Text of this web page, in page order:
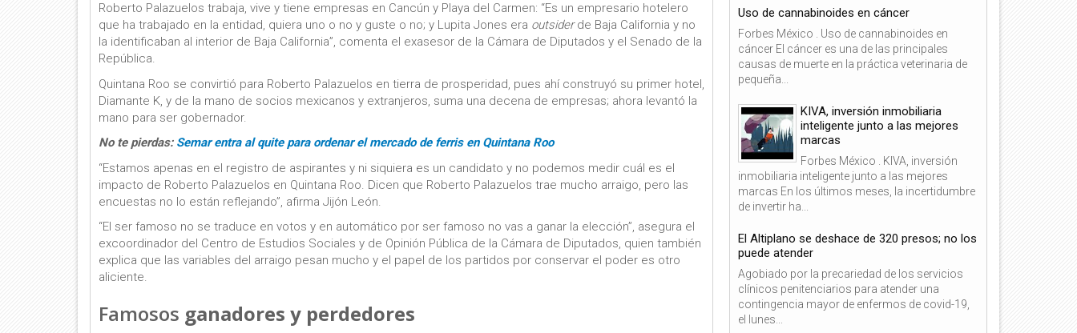
Roberto Palazuelos trabaja, vive y tiene empresas en Cancún y Playa del Carmen: “Es un empresario hotelero
que ha trabajado en la entidad, quiera uno o no y guste o no; y Lupita Jones era outsiderde Baja California y no
la identificaban al interior de Baja California”, comenta el exasesor de la Cámara de Diputados y el Senado de la
República.
Quintana Roo se convirtió para Roberto Palazuelos en tierra de prosperidad, pues ahí construyó su primer hotel,
Diamante K, y de la mano de socios mexicanos y extranjeros, suma una decena de empresas; ahora levantó la
mano para ser gobernador.
No te pierdas: Semar entra al quite para ordenar el mercado de ferris en Quintana Roo
“Estamos apenas en el registro de aspirantes y ni siquiera es un candidato y no podemos medir cuál es el
impacto de Roberto Palazuelos en Quintana Roo. Dicen que Roberto Palazuelos trae mucho arraigo, pero las
encuestas no lo están reflejando”, afirma Jijón León.
“El ser famoso no se traduce en votos y en automático por ser famoso no vas a ganar la elección”, asegura el
excoordinador del Centro de Estudios Sociales y de Opinión Pública de la Cámara de Diputados, quien también
explica que las variables del arraigo pesan mucho y el papel de los partidos por conservar el poder es otro
aliciente.
Famosos ganadores y perdedores
Uso de cannabinoides en cáncer
Forbes México . Uso de cannabinoides en
cáncer El cáncer es una de las principales
causas de muerte en la práctica veterinaria de
pequeña...
KIVA, inversión inmobiliaria
inteligente junto a las mejores
marcas
Forbes México . KIVA, inversión
inmobiliaria inteligente junto a las mejores
marcas En los últimos meses, la incertidumbre
de invertir ha...
El Altiplano se deshace de 320 presos; no los
puede atender
Agobiado por la precariedad de los servicios
clínicos penitenciarios para atender una
contingencia mayor de enfermos de covid-19,
el lunes...